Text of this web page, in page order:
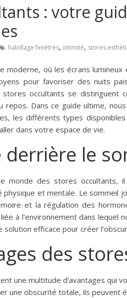
: votre
habillage fenêtres, intimité, stores
moderne, où les écrans
pour favoriser des nuits
occultants se distinguent
repos. Dans ce guide ultime,
les différents types
dans votre espace de vie.
derrière le
monde des stores occultants,
et mentale. Le sommeil
et la régulation des
à l’environnement dans lequel
efficace pour créer
des
une multitude d’avantages qui
une obscurité totale, ils peuvent